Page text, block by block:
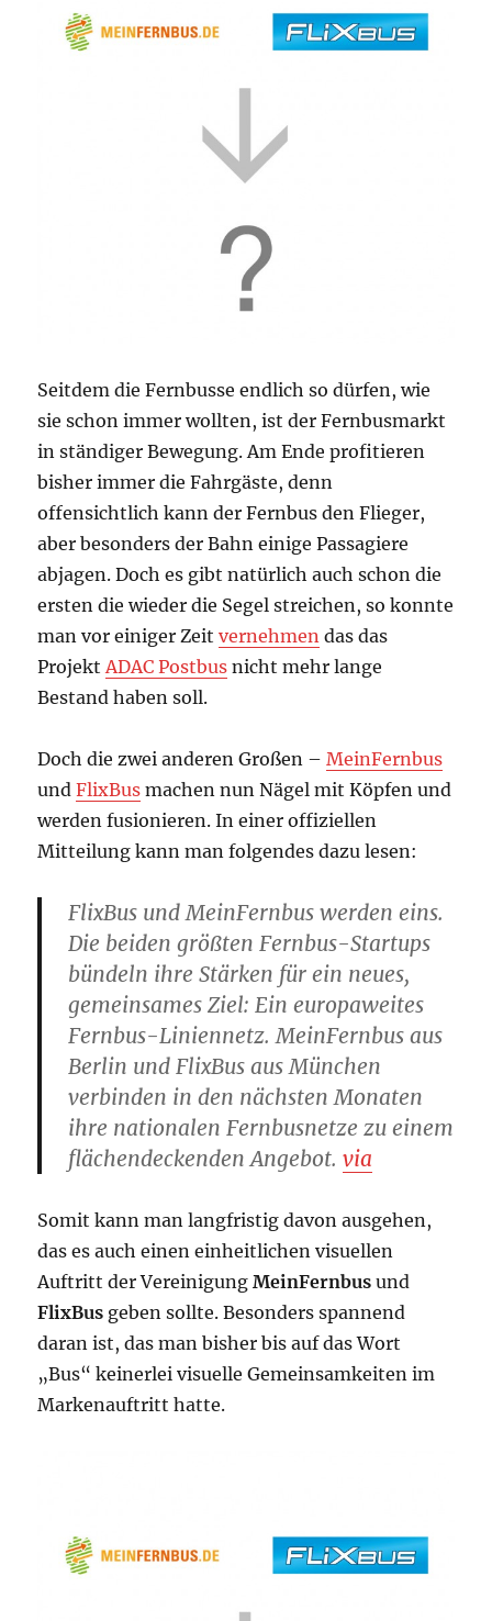
Seitdem die Fernbusse endlich so dürfen, wie
sie schon immer wollten, ist der Fernbusmarkt
in ständiger Bewegung. Am Ende profitieren
bisher immer die Fahrgäste, denn
offensichtlich kann der Fernbus den Flieger,
aber besonders der Bahn einige Passagiere
abjagen. Doch es gibt natürlich auch schon die
ersten die wieder die Segel streichen, so konnte
man vor einiger Zeitvernehmen das das
ProjektADAC Postbus nicht mehr lange
Bestand haben soll.
Doch die zwei anderen Großen –MeinFernbus
undFlixBus machen nun Nägel mit Köpfen und
werden fusionieren. In einer offiziellen
Mitteilung kann man folgendes dazu lesen:
FlixBus und MeinFernbus werden eins.
Die beiden größten Fernbus-Startups
bündeln ihre Stärken für ein neues,
gemeinsames Ziel: Ein europaweites
Fernbus-Liniennetz. MeinFernbus aus
Berlin und FlixBus aus München
verbinden in den nächsten Monaten
ihre nationalen Fernbusnetze zu einem
flächendeckenden Angebot.via
Somit kann man langfristig davon ausgehen,
das es auch einen einheitlichen visuellen
Auftritt der VereinigungMeinFernbus und
FlixBus geben sollte. Besonders spannend
daran ist, das man bisher bis auf das Wort
„Bus“ keinerlei visuelle Gemeinsamkeiten im
Markenauftritt hatte.